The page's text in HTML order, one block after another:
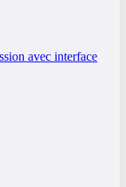
avec interface